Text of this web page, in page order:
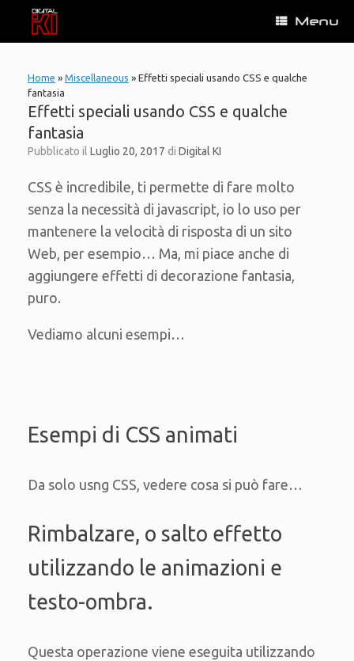
contenuto
Menu
Home » Miscellaneous » Effetti speciali usando CSS e qualche
fantasia
Effetti speciali usando CSS e qualche
fantasia
Pubblicato il Luglio 20, 2017 di Digital KI
CSS è incredibile, ti permette di fare molto
senza la necessità di javascript, io lo uso per
mantenere la velocità di risposta di un sito
Web, per esempio… Ma, mi piace anche di
aggiungere effetti di decorazione fantasia,
puro.
Vediamo alcuni esempi…
Esempi di CSS animati
Da solo usng CSS, vedere cosa si può fare…
Rimbalzare, o salto effetto
utilizzando le animazioni e
testo-ombra.
Questa operazione viene eseguita utilizzando